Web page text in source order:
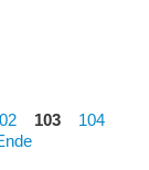
103
104